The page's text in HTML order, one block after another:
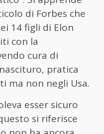
di Forbes che
14 figli di Elon
con la
cura di
pratica
ma non negli Usa.
esser sicuro
si riferisce